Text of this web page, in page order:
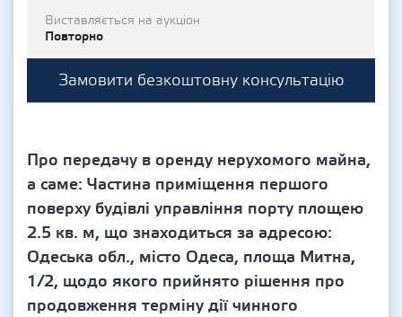
Виставляється на аукціон
Повторно
Замовити безкоштовну консультацію
Про передачу в оренду нерухомого майна,
а саме: Частина приміщення першого
поверху будівлі управління порту площею
2.5 кв. м, що знаходиться за адресою:
Одеська обл., місто Одеса, площа Митна,
1/2, щодо якого прийнято рішення про
продовження терміну дії чинного